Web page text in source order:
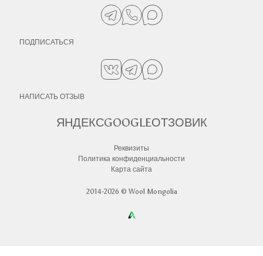
ПОДПИСАТЬСЯ
НАПИСАТЬ ОТЗЫВ
ЯНДЕКСGOOGLEОТЗОВИК
Реквизиты
Политика конфиденциальности
Карта сайта
2014-2026 © Wool Mongolia